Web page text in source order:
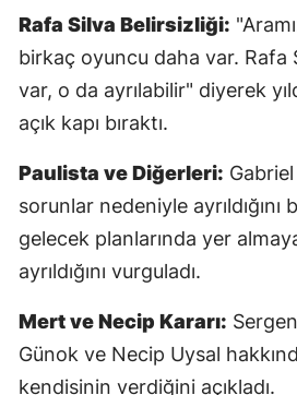
Rafa Silva Belirsizliği:
birkaç oyuncu daha var. Rafa
var, o da ayrılabilir" diyerek
açık kapı bıraktı.
Paulista ve Diğerleri:
sorunlar nedeniyle ayrıldığını
gelecek planlarında yer
ayrıldığını vurguladı.
Mert ve Necip Kararı:
Günok ve Necip Uysal
kendisinin verdiğini açıkladı.